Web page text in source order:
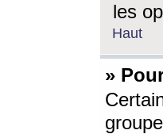
les
Haut
»